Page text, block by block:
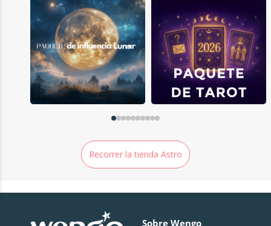
Recorrer la tienda Astro
Sobre Wengo